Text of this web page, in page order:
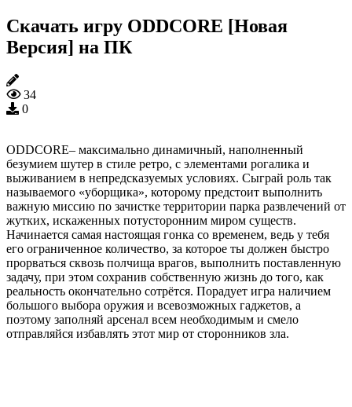
Скачать игру ODDCORE [Новая
Версия] на ПК
34
0
ODDCORE– максимально динамичный, наполненный
безумием шутер в стиле ретро, с элементами рогалика и
выживанием в непредсказуемых условиях. Сыграй роль так
называемого «уборщика», которому предстоит выполнить
важную миссию по зачистке территории парка развлечений от
жутких, искаженных потусторонним миром существ.
Начинается самая настоящая гонка со временем, ведь у тебя
его ограниченное количество, за которое ты должен быстро
прорваться сквозь полчища врагов, выполнить поставленную
задачу, при этом сохранив собственную жизнь до того, как
реальность окончательно сотрётся. Порадует игра наличием
большого выбора оружия и всевозможных гаджетов, а
поэтому заполняй арсенал всем необходимым и смело
отправляйся избавлять этот мир от сторонников зла.